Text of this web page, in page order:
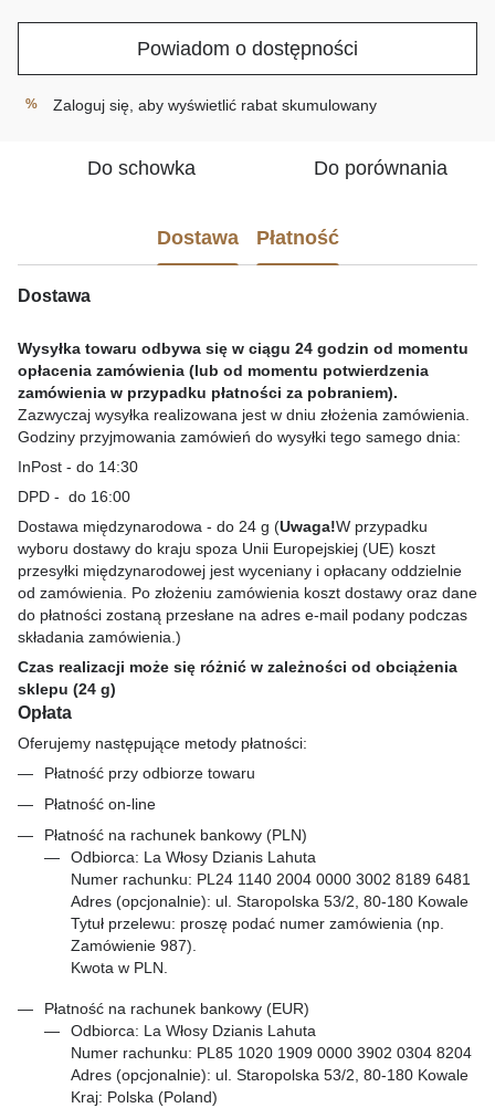
Powiadom o dostępności
% Zaloguj się , aby wyświetlić rabat skumulowany
Do schowka Do porównania
Dostawa Płatność
Dostawa
Wysyłka towaru odbywa się w ciągu 24 godzin od momentu
opłacenia zamówienia (lub od momentu potwierdzenia
zamówienia w przypadku płatności za pobraniem).
Zazwyczaj wysyłka realizowana jest w dniu złożenia zamówienia.
Godziny przyjmowania zamówień do wysyłki tego samego dnia:
InPost - do 14:30
DPD - do 16:00
Dostawa międzynarodowa - do 24 g (Uwaga!W przypadku
wyboru dostawy do kraju spoza Unii Europejskiej (UE) koszt
przesyłki międzynarodowej jest wyceniany i opłacany oddzielnie
od zamówienia. Po złożeniu zamówienia koszt dostawy oraz dane
do płatności zostaną przesłane na adres e-mail podany podczas
składania zamówienia.)
Czas realizacji może się różnić w zależności od obciążenia
sklepu (24 g)
Opłata
Oferujemy następujące metody płatności:
Płatność przy odbiorze towaru
Płatność on-line
Płatność na rachunek bankowy (PLN)
Odbiorca: La Włosy Dzianis Lahuta
Numer rachunku: PL24 1140 2004 0000 3002 8189 6481
Adres (opcjonalnie): ul. Staropolska 53/2, 80-180 Kowale
Tytuł przelewu: proszę podać numer zamówienia (np.
Zamówienie 987).
Kwota w PLN.
Płatność na rachunek bankowy (EUR)
Odbiorca: La Włosy Dzianis Lahuta
Numer rachunku: PL85 1020 1909 0000 3902 0304 8204
Adres (opcjonalnie): ul. Staropolska 53/2, 80-180 Kowale
Kraj: Polska (Poland)